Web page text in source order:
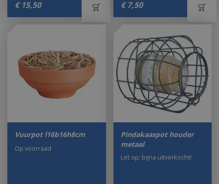
€ 15,50 € 7,50
Vuurpot l16b16h8cm
Op voorraad
Pindakaaspot houder
metaal
Let op: bijna uitverkocht!